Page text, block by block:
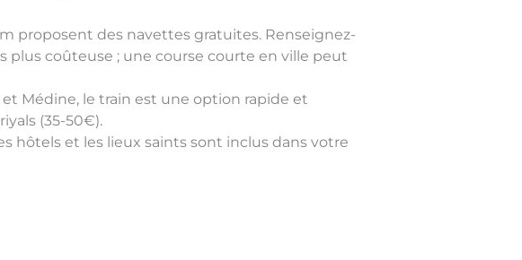
proposent des navettes gratuites. Renseignez-
plus coûteuse ; une course courte en ville peut
Médine, le train est une option rapide et
(35-50€).
hôtels et les lieux saints sont inclus dans votre